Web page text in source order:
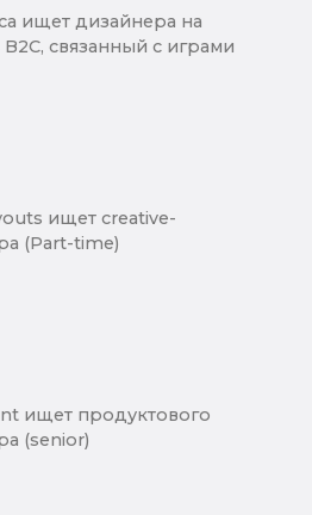
ищет дизайнера на
связанный с играми
ищет creative-
(Part-time)
ищет продуктового
(senior)